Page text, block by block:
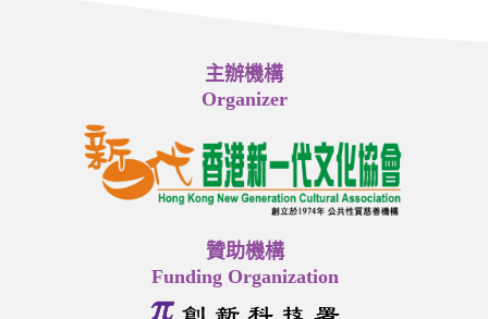
主辦機構
Organizer
贊助機構
Funding Organization